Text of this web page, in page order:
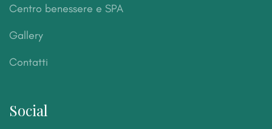
Centro benessere e SPA
Gallery
Contatti
Social